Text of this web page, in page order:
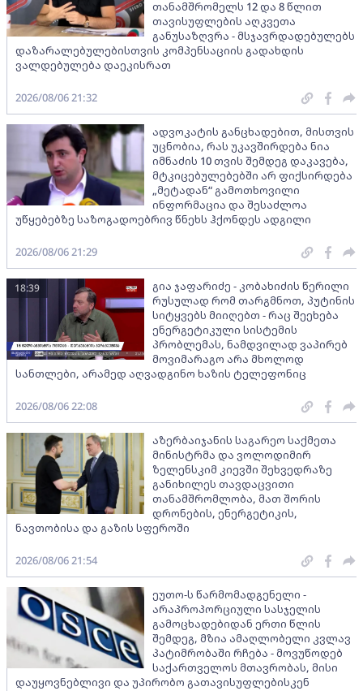
თანამშრომელს 12 და 8 წლით
თავისუფლების აღკვეთა
განუსაზღვრა - მსჯავრდადებულებს
დაზარალებულებისთვის კომპენსაციის გადახდის
ვალდებულება დაეკისრათ
2026/08/06 21:32
ადვოკატის განცხადებით, მისთვის
უცნობია, რას უკავშირდება ნია
იმნაძის 10 თვის შემდეგ დაკავება,
მტკიცებულებებში არ ფიქსირდება
„მეტადან“ გამოთხოვილი
ინფორმაცია და შესაძლოა
უწყებებზე საზოგადოებრივ წნეხს ჰქონდეს ადგილი
2026/08/06 21:29
გია ჯაფარიძე - კობახიძის წერილი
რუსულად რომ თარგმნოთ, პუტინის
სიტყვებს მიიღებთ - რაც შეეხება
ენერგეტიკული სისტემის
პრობლემას, ნამდვილად ვაპირებ
მოვიმარაგო არა მხოლოდ
სანთლები, არამედ აღვადგინო ხაზის ტელეფონიც
18:39
2026/08/06 22:08
აზერბაიჯანის საგარეო საქმეთა
მინისტრმა და ვოლოდიმირ
ზელენსკიმ კიევში შეხვედრაზე
განიხილეს თავდაცვითი
თანამშრომლობა, მათ შორის
დრონების, ენერგეტიკის,
ნავთობისა და გაზის სფეროში
2026/08/06 21:54
ეუთო-ს წარმომადგენელი -
არაპროპორციული სასჯელის
გამოცხადებიდან ერთი წლის
შემდეგ, მზია ამაღლობელი კვლავ
პატიმრობაში რჩება - მოვუწოდებ
საქართველოს მთავრობას, მისი
დაუყოვნებლივი და უპირობო გათავისუფლებისკენ